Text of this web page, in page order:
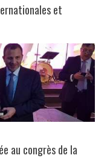
et
au congrès de la